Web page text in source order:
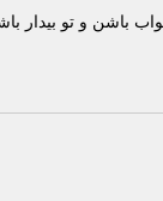
باشن و تو بيدار